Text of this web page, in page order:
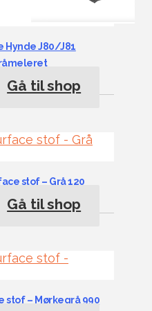
Hynde J80/J81
Gå til shop
stof – Grå 120
Gå til shop
stof – Mørkegrå 990